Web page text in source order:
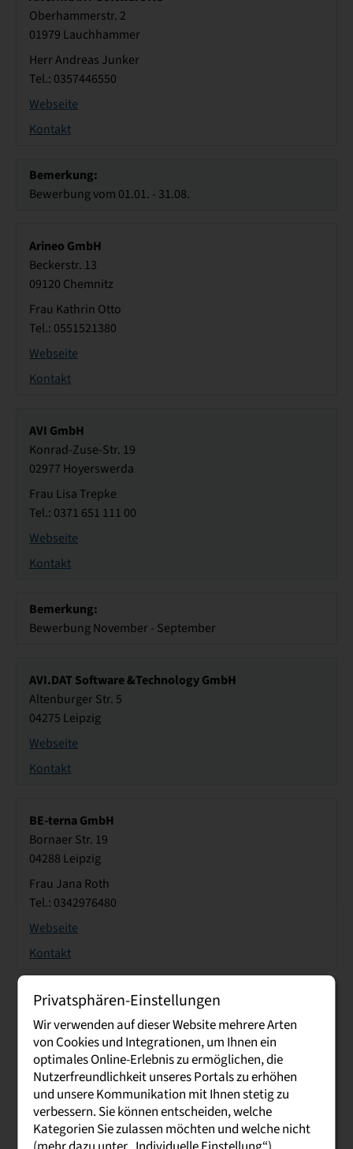
Oberhammerstr. 2
01979 Lauchhammer
Herr Andreas Junker
Tel.: 0357446550
Webseite
Kontakt
Bemerkung:
Bewerbung vom 01.01. - 31.08.
Arineo GmbH
Beckerstr. 13
09120 Chemnitz
Frau Kathrin Otto
Tel.: 0551521380
Webseite
Kontakt
AVI GmbH
Konrad-Zuse-Str. 19
02977 Hoyerswerda
Frau Lisa Trepke
Tel.: 0371 651 111 00
Webseite
Kontakt
Bemerkung:
Bewerbung November - September
AVI.DAT Software &Technology GmbH
Altenburger Str. 5
04275 Leipzig
Webseite
Kontakt
BE-terna GmbH
Bornaer Str. 19
04288 Leipzig
Frau Jana Roth
Tel.: 0342976480
Webseite
Kontakt
BGH Edelstahlwerke GmbH
Am Stahlwerk 1
01705 Freital
Herr Niclas Jähn
Tel.: 0351 646 2134
Webseite
Kontakt
Privatsphären-Einstellungen
Wir verwenden auf dieser Website mehrere Arten
von Cookies und Integrationen, um Ihnen ein
optimales Online-Erlebnis zu ermöglichen, die
Nutzerfreundlichkeit unseres Portals zu erhöhen
und unsere Kommunikation mit Ihnen stetig zu
verbessern. Sie können entscheiden, welche
Kategorien Sie zulassen möchten und welche nicht